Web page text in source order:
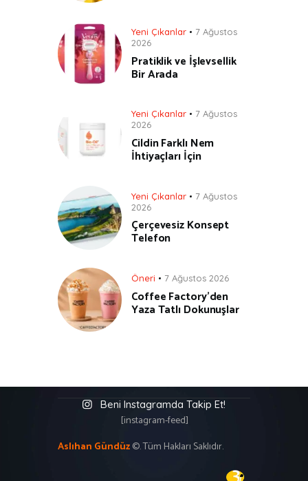
Yeni Çıkanlar
7 Ağustos
2026
Pratiklik ve İşlevsellik
Bir Arada
Yeni Çıkanlar
7 Ağustos
2026
Cildin Farklı Nem
İhtiyaçları İçin
Yeni Çıkanlar
7 Ağustos
2026
Çerçevesiz Konsept
Telefon
Öneri 7 Ağustos 2026
Coffee Factory’den
Yaza Tatlı Dokunuşlar
Beni Instagramda Takip Et!
[instagram-feed]
Aslıhan Gündüz©. Tüm Hakları Saklıdır.